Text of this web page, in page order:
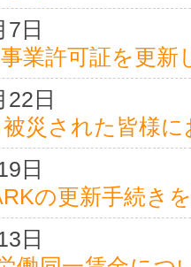
7日
業許可証を更新
22日
災された皆様
日
の更新手続き
日